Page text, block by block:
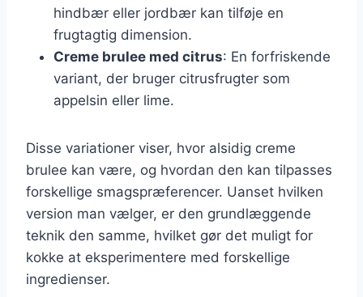
hindbær eller jordbær kan tilføje en
frugtagtig dimension.
Creme brulee med citrus: En forfriskende
variant, der bruger citrusfrugter som
appelsin eller lime.
Disse variationer viser, hvor alsidig creme
brulee kan være, og hvordan den kan tilpasses
forskellige smagspræferencer. Uanset hvilken
version man vælger, er den grundlæggende
teknik den samme, hvilket gør det muligt for
kokke at eksperimentere med forskellige
ingredienser.